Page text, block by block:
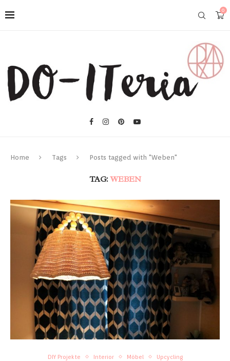
0
Home Tags Posts tagged with "Weben"
TAG:WEBEN
DIY Projekte Interior Möbel Upcycling